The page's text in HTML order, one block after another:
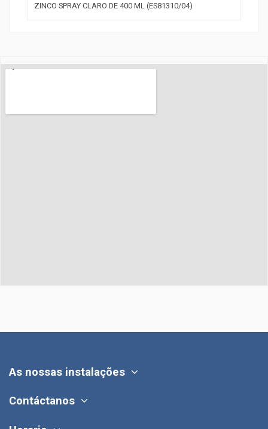
ZINCO SPRAY CLARO DE 400 ML (ES81310/04)
As nossas instalações
Contáctanos